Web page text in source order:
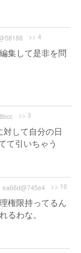
>> 4
集して是非を問
>> 3
して自分の日
て引いちゃう
ea66d@745e4 >> 10
権限持ってるん
るわな。